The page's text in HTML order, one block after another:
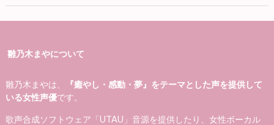
雛乃木まやについて
雛乃木まやは、
『癒やし・感動・夢』をテーマとした声を提供して
いる女性声優です。
歌声合成ソフトウェア「UTAU」音源を提供したり、女性ボーカル